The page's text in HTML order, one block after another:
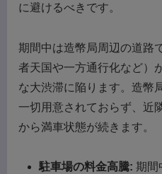
に避けるべきです。
期間中は造幣局周辺の道路
者天国や一方通行化など）
な大渋滞に陥ります。造幣
一切用意されておらず、近
から満車状態が続きます。
駐車場の料金高騰: 期間